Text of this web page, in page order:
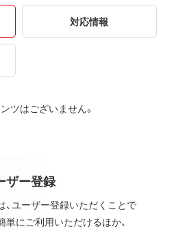
対応情報
ツはございません。
ザー登録
ユーザー登録いただくことで
にご利用いただけるほか、